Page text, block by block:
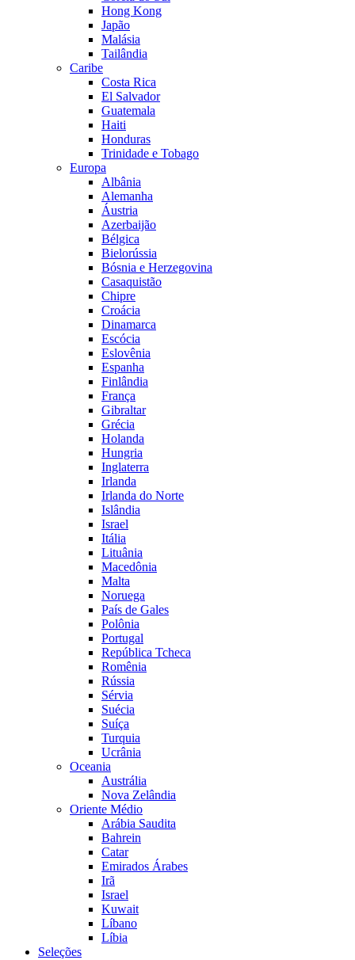
Hong Kong
Japão
Malásia
Tailândia
Caribe
Costa Rica
El Salvador
Guatemala
Haiti
Honduras
Trinidade e Tobago
Europa
Albânia
Alemanha
Áustria
Azerbaijão
Bélgica
Bielorússia
Bósnia e Herzegovina
Casaquistão
Chipre
Croácia
Dinamarca
Escócia
Eslovênia
Espanha
Finlândia
França
Gibraltar
Grécia
Holanda
Hungria
Inglaterra
Irlanda
Irlanda do Norte
Islândia
Israel
Itália
Lituânia
Macedônia
Malta
Noruega
País de Gales
Polônia
Portugal
República Tcheca
Romênia
Rússia
Sérvia
Suécia
Suíça
Turquia
Ucrânia
Oceania
Austrália
Nova Zelândia
Oriente Médio
Arábia Saudita
Bahrein
Catar
Emirados Árabes
Irã
Israel
Kuwait
Líbano
Líbia
Seleções